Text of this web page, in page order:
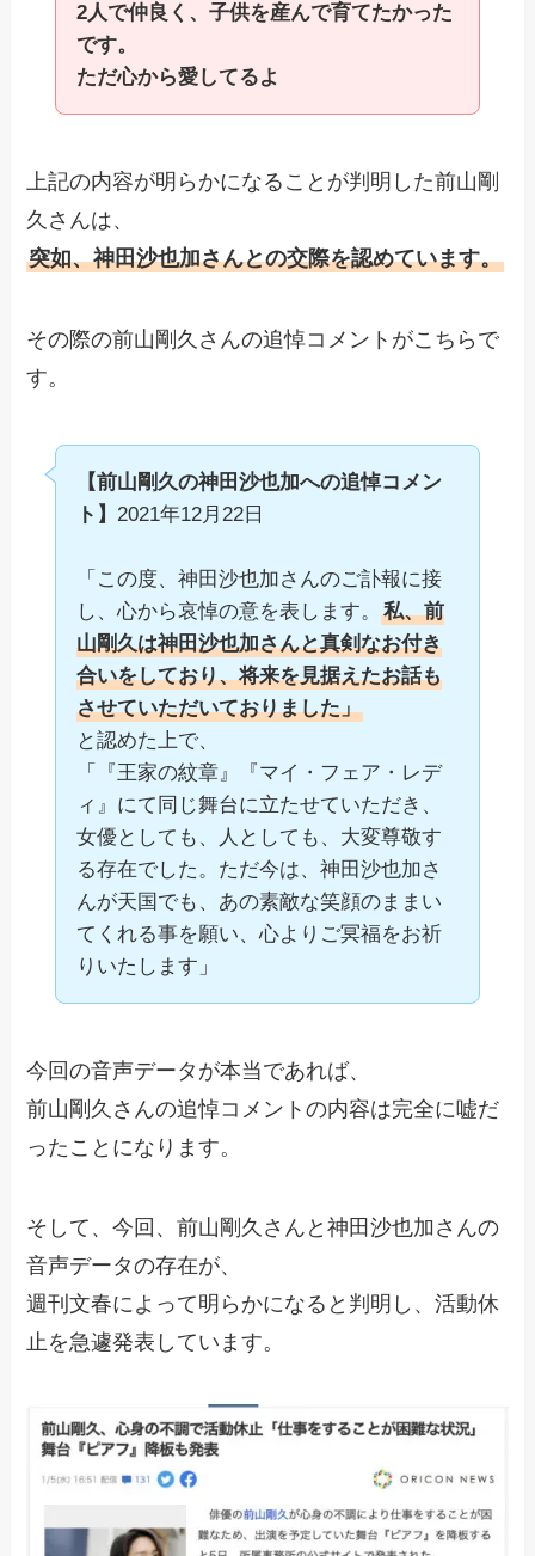
2人で仲良く、子供を産んで育てたかった
です。
ただ心から愛してるよ
上記の内容が明らかになることが判明した前山剛
久さんは、
突如、神田沙也加さんとの交際を認めています。
その際の前山剛久さんの追悼コメントがこちらで
す。
【前山剛久の神田沙也加への追悼コメン
ト】 2021年12月22日
「この度、神田沙也加さんのご訃報に接
し、心から哀悼の意を表します。私、前
山剛久は神田沙也加さんと真剣なお付き
合いをしており、将来を見据えたお話も
させていただいておりました」
と認めた上で、
「『王家の紋章』『マイ・フェア・レデ
ィ』にて同じ舞台に立たせていただき、
女優としても、人としても、大変尊敬す
る存在でした。ただ今は、神田沙也加さ
んが天国でも、あの素敵な笑顔のままい
てくれる事を願い、心よりご冥福をお祈
りいたします」
今回の音声データが本当であれば、
前山剛久さんの追悼コメントの内容は完全に嘘だ
ったことになります。
そして、今回、前山剛久さんと神田沙也加さんの
音声データの存在が、
週刊文春によって明らかになると判明し、活動休
止を急遽発表しています。